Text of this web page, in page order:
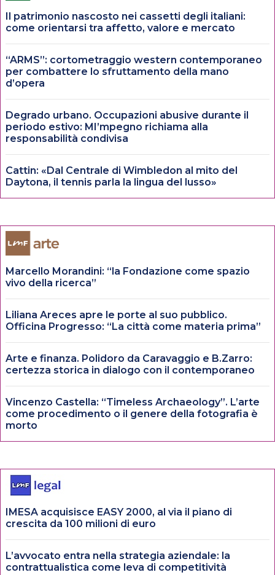
Il patrimonio nascosto nei cassetti degli italiani:
come orientarsi tra affetto, valore e mercato
“ARMS”: cortometraggio western contemporaneo
per combattere lo sfruttamento della mano
d’opera
Degrado urbano. Occupazioni abusive durante il
periodo estivo: MI’mpegno richiama alla
responsabilità condivisa
Cattin: «Dal Centrale di Wimbledon al mito del
Daytona, il tennis parla la lingua del lusso»
Marcello Morandini: “la Fondazione come spazio
vivo della ricerca”
Liliana Areces apre le porte al suo pubblico.
Officina Progresso: “La città come materia prima”
Arte e finanza. Polidoro da Caravaggio e B.Zarro:
certezza storica in dialogo con il contemporaneo
Vincenzo Castella: “Timeless Archaeology”. L’arte
come procedimento o il genere della fotografia è
morto
IMESA acquisisce EASY 2000, al via il piano di
crescita da 100 milioni di euro
L’avvocato entra nella strategia aziendale: la
contrattualistica come leva di competitività